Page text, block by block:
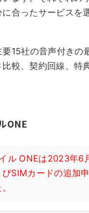
合ったサービスを
15社の音声付きの
較、契約回線、特
ONE
ル ONEは2023年6
SIMカードの追加